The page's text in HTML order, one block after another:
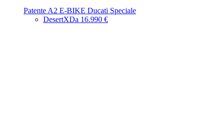
Patente A2 E-BIKE Ducati Speciale
DesertXDa 16.990 €